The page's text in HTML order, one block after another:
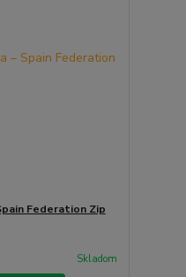
Federation Zip
Skladom